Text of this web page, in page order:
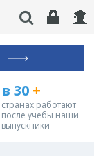
в 30+
странах работают
после учебы наши
выпускники